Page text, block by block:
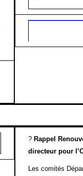
? Rappel
directeur pour
Les comités